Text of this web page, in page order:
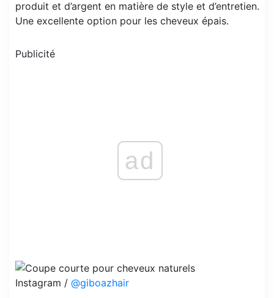
produit et d’argent en matière de style et d’entretien.
Une excellente option pour les cheveux épais.
Publicité
ad
Instagram / @giboazhair